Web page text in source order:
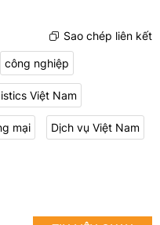
Sao chép liên kết
công nghiệp
Việt Nam
mại Dịch vụ Việt Nam